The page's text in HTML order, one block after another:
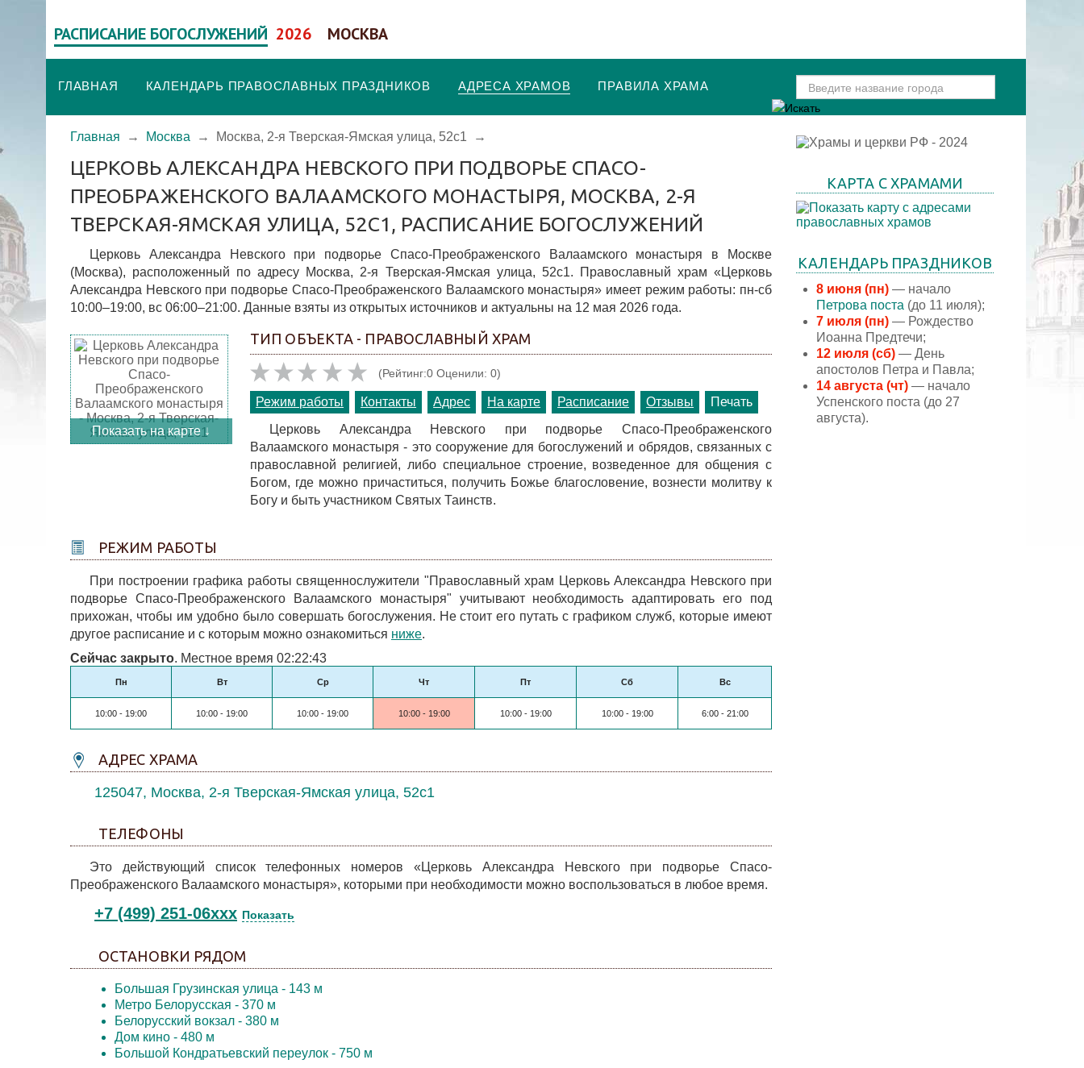
РАСПИСАНИЕ БОГОСЛУЖЕНИЙ 2026 МОСКВА
ГЛАВНАЯ КАЛЕНДАРЬ ПРАВОСЛАВНЫХ ПРАЗДНИКОВ АДРЕСА ХРАМОВ ПРАВИЛА ХРАМА
Главная → Москва → Москва, 2-я Тверская-Ямская улица, 52с1 →
ЦЕРКОВЬ АЛЕКСАНДРА НЕВСКОГО ПРИ ПОДВОРЬЕ СПАСО-
ПРЕОБРАЖЕНСКОГО ВАЛААМСКОГО МОНАСТЫРЯ, МОСКВА, 2-Я
ТВЕРСКАЯ-ЯМСКАЯ УЛИЦА, 52С1, РАСПИСАНИЕ БОГОСЛУЖЕНИЙ
Церковь Александра Невского при подворье Спасо-Преображенского Валаамского монастыря в Москве
(Москва), расположенный по адресу Москва, 2-я Тверская-Ямская улица, 52с1. Православный храм «Церковь
Александра Невского при подворье Спасо-Преображенского Валаамского монастыря» имеет режим работы: пн-сб
10:00–19:00, вс 06:00–21:00. Данные взяты из открытых источников и актуальны на 12 мая 2026 года.
Показать на карте ↓
ТИП ОБЪЕКТА - ПРАВОСЛАВНЫЙ ХРАМ
(Рейтинг:0 Оценили: 0)
Режим работы Контакты Адрес На карте Расписание Отзывы
Печать
Церковь Александра Невского при подворье Спасо-Преображенского
Валаамского монастыря - это сооружение для богослужений и обрядов, связанных с
православной религией, либо специальное строение, возведенное для общения с
Богом, где можно причаститься, получить Божье благословение, вознести молитву к
Богу и быть участником Святых Таинств.
РЕЖИМ РАБОТЫ
При построении графика работы священнослужители "Православный храм Церковь Александра Невского при
подворье Спасо-Преображенского Валаамского монастыря" учитывают необходимость адаптировать его под
прихожан, чтобы им удобно было совершать богослужения. Не стоит его путать с графиком служб, которые имеют
другое расписание и с которым можно ознакомиться ниже.
Сейчас закрыто. Местное время 02:22:43
Пн Вт Ср Чт Пт Сб Вс
10:00 - 19:00 10:00 - 19:00 10:00 - 19:00 10:00 - 19:00 10:00 - 19:00 10:00 - 19:00 6:00 - 21:00
АДРЕС ХРАМА
125047, Москва, 2-я Тверская-Ямская улица, 52с1
ТЕЛЕФОНЫ
Это действующий список телефонных номеров «Церковь Александра Невского при подворье Спасо-
Преображенского Валаамского монастыря», которыми при необходимости можно воспользоваться в любое время.
+7 (499) 251-06xxx Показать
ОСТАНОВКИ РЯДОМ
Большая Грузинская улица - 143 м
Метро Белорусская - 370 м
Белорусский вокзал - 380 м
Дом кино - 480 м
Большой Кондратьевский переулок - 750 м
КАРТА С ХРАМАМИ
КАЛЕНДАРЬ ПРАЗДНИКОВ
8 июня (пн) — начало
Петрова поста (до 11 июля);
7 июля (пн) — Рождество
Иоанна Предтечи;
12 июля (сб) — День
апостолов Петра и Павла;
14 августа (чт) — начало
Успенского поста (до 27
августа).